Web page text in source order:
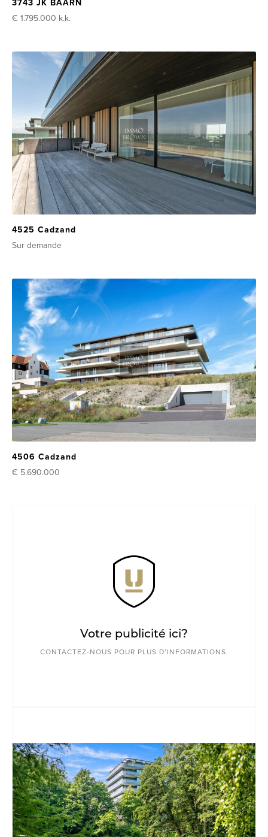
3743 JK BAARN
€ 1.795.000 k.k.
4525 Cadzand
Sur demande
4506 Cadzand
€ 5.690.000
Votre publicité ici?
CONTACTEZ-NOUS POUR PLUS D’INFORMATIONS.